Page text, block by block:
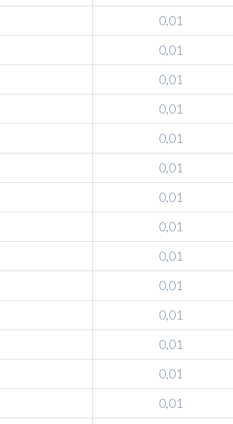
0,01
0,01
0,01
0,01
0,01
0,01
0,01
0,01
0,01
0,01
0,01
0,01
0,01
0,01